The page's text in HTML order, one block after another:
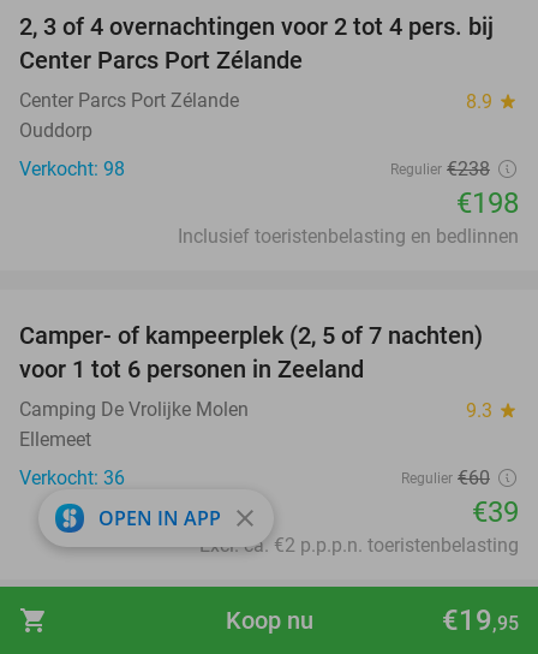
shopping_cart €19,95
Koop nu
17%
2, 3 of 4 overnachtingen voor 2 tot 4 pers. bij
Center Parcs Port Zélande
Center Parcs Port Zélande 8.9 star
Ouddorp
Verkocht: 98
Regulier €238
€198
Inclusief toeristenbelasting en bedlinnen
35%
Camper- of kampeerplek (2, 5 of 7 nachten)
voor 1 tot 6 personen in Zeeland
Camping De Vrolijke Molen 9.3 star
Ellemeet
Verkocht: 36
Regulier €60
€39
Excl. ca. €2 p.p.p.n. toeristenbelasting
favorite_border
OPEN IN APP close